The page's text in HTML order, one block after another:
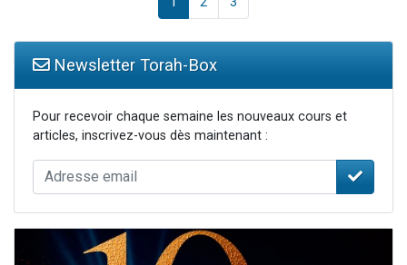
Newsletter Torah-Box
Pour recevoir chaque semaine les nouveaux cours et
articles, inscrivez-vous dès maintenant :